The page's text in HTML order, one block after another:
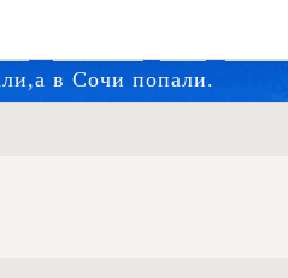
в Сочи попали.